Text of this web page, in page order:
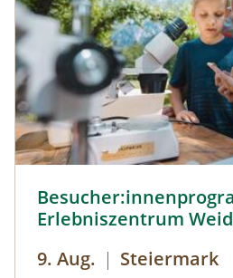
(Voranmeldung
Veranstaltungsort befindet
rollstuhlgerechtes WC.
Forschungsprogramme
Uhr): Erwachsene: €
bis 15 Jahre: €
Personen): € 12,00
Samstag, Sonntag, jeweils
Erlebniszentrum
9. Aug. | Steiermark